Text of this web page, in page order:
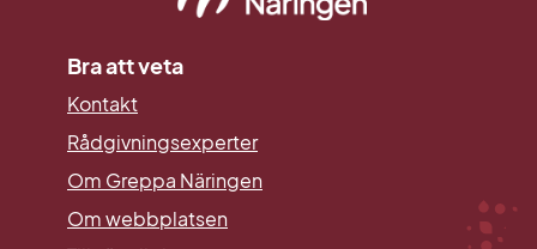
Bra att veta
Kontakt
Rådgivningsexperter
Om Greppa Näringen
Om webbplatsen